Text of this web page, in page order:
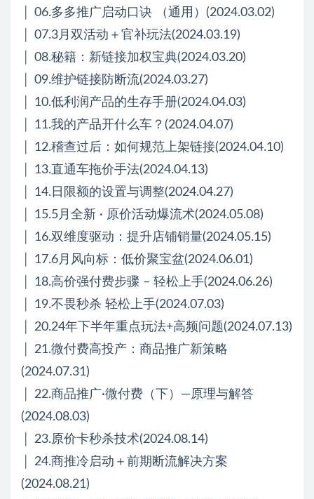
│ 06.多多推广启动口诀 （通用）(2024.03.02)
│ 07.3月双活动＋官补玩法(2024.03.19)
│ 08.秘籍：新链接加权宝典(2024.03.20)
│ 09.维护链接防断流(2024.03.27)
│ 10.低利润产品的生存手册(2024.04.03)
│ 11.我的产品开什么车？(2024.04.07)
│ 12.稽查过后：如何规范上架链接(2024.04.10)
│ 13.直通车拖价手法(2024.04.13)
│ 14.日限额的设置与调整(2024.04.27)
│ 15.5月全新 · 原价活动爆流术(2024.05.08)
│ 16.双维度驱动：提升店铺销量(2024.05.15)
│ 17.6月风向标：低价聚宝盆(2024.06.01)
│ 18.高价强付费步骤 – 轻松上手(2024.06.26)
│ 19.不畏秒杀 轻松上手(2024.07.03)
│ 20.24年下半年重点玩法+高频问题(2024.07.13)
│ 21.微付费高投产：商品推广新策略
(2024.07.31)
│ 22.商品推广·微付费（下）—原理与解答
(2024.08.03)
│ 23.原价卡秒杀技术(2024.08.14)
│ 24.商推冷启动＋前期断流解决方案
(2024.08.21)